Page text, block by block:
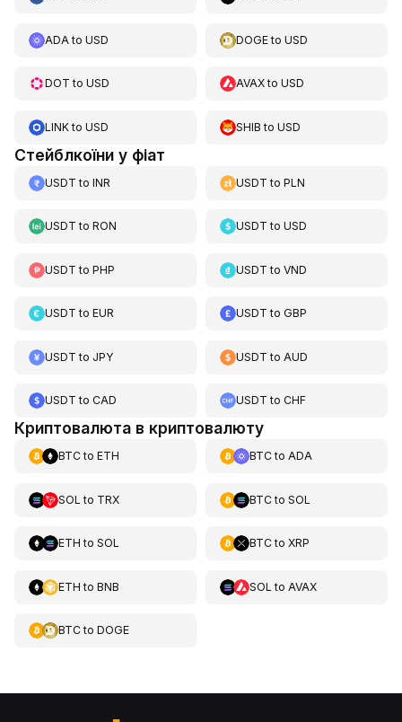
ADA to USD DOGEtoUSD
DOT to USD AVAXtoUSD
LINKto USD SHIB toUSD
Стейблкоїни у фіат
USDT to INR USDT toPLN
USDT to RON USDT toUSD
USDT to PHP USDT toVND
USDT to EUR USDT toGBP
USDT to JPY USDT to AUD
USDT to CAD USDT toCHF
Криптовалюта в криптовалюту
BTCto ETH BTCto ADA
SOL to TRX BTCto SOL
ETH to SOL BTCto XRP
ETH to BNB SOL to AVAX
BTCto DOGE